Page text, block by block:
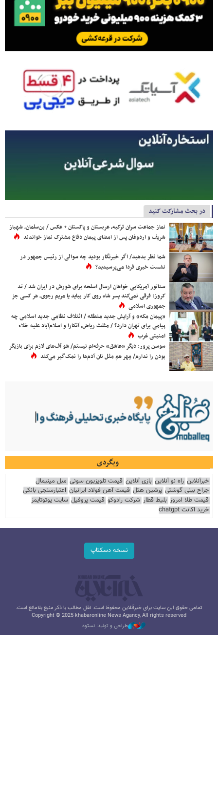
در بحث مشارکت کنید
نماز جماعت سران ترکیه، عربستان و پاکستان + عکس / بن‌سلمان، شهباز
شریف و اردوغان پس از امضای پیمان دفاع مشترک نماز خواندند
شما نظر بدهید/ اگر خبرنگار بودید چه سوالی از رئیس جمهور در
نشست خبری فردا می‌پرسیدید؟
سناتور آمریکایی خواهان ارسال اسلحه برای شورش در ایران شد / تد
کروز: فرقی نمی‌کند پسر شاه روی کار بیاید یا مریم رجوی، هر کسی جز
جمهوری اسلامی
«پیمان مکه» و آرایش جدید منطقه / ائتلاف نظامی جدید اسلامی چه
پیامی برای تهران دارد؟ / مثلث ریاض، آنکارا و اسلام‌آباد علیه خلاء
امنیتی غرب
سوسن پرور: دیگر «عاشق» حرفه‌ام نیستم/ شو آف‌های لازم برای بازیگر
بودن را ندارم/ مِهر هم مثل نان آدم‌ها را نمک‌گیر می‌کند
وبگردی
خبرآنلاین راه نو آنلاین بازی آنلاین قیمت تلویزیون سونی مبل مینیمال
جراح بینی گوشتی پرشین هتل قیمت آهن فولاد ایرانیان اعتبارسنجی بانکی
قیمت طلا امروز بلیط قطار شرکت رادوکو قیمت پروفیل سایت یوتوتایمز
خرید اکانت chatgpt
نسخه دسکتاپ
تمامی حقوق این سایت برای خبرآنلاین محفوظ است. نقل مطالب با ذکر منبع بلامانع است.
Copyright © 2025 khabaronline News Agancy, All rights reserved
طراحی و تولید: نستوه